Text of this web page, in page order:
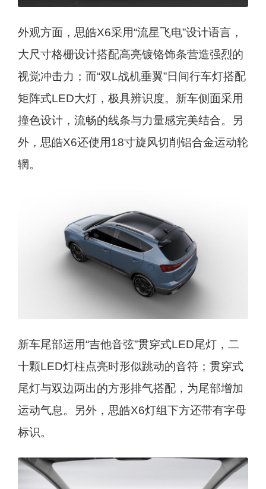
外观方面，思皓X6采用“流星飞电”设计语言，
大尺寸格栅设计搭配高亮镀铬饰条营造强烈的
视觉冲击力；而“双L战机垂翼”日间行车灯搭配
矩阵式LED大灯，极具辨识度。新车侧面采用
撞色设计，流畅的线条与力量感完美结合。另
外，思皓X6还使用18寸旋风切削铝合金运动轮
辋。
新车尾部运用“吉他音弦”贯穿式LED尾灯，二
十颗LED灯柱点亮时形似跳动的音符；贯穿式
尾灯与双边两出的方形排气搭配，为尾部增加
运动气息。另外，思皓X6灯组下方还带有字母
标识。